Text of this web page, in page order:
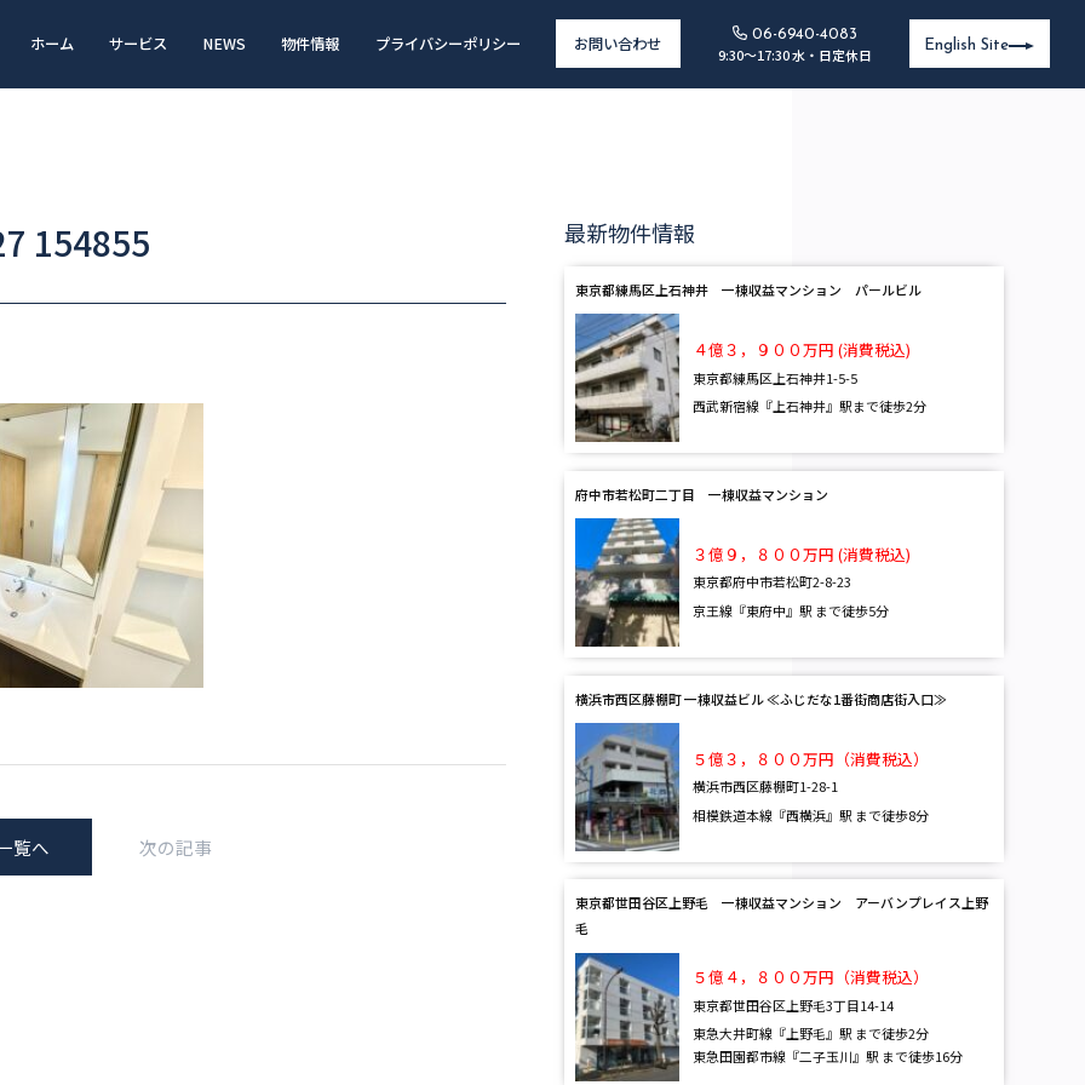
ホーム サービス NEWS 物件情報 プライバシーポリシー お問い合わせ 06-6940-4083
9:30～17:30 水・日定休日 English Site
154855
覧へ 次の記事
最新物件情報
東京都練馬区上石神井 一棟収益マンション パールビル
４億３，９００万円 (消費税込)
東京都練馬区上石神井1-5-5
西武新宿線『上石神井』駅まで徒歩2分
府中市若松町二丁目 一棟収益マンション
３億９，８００万円 (消費税込)
東京都府中市若松町2-8-23
京王線『東府中』駅 まで徒歩5分
横浜市西区藤棚町 一棟収益ビル ≪ふじだな1番街商店街入口≫
５億３，８００万円（消費税込）
横浜市西区藤棚町1-28-1
相模鉄道本線『西横浜』駅 まで徒歩8分
東京都世田谷区上野毛 一棟収益マンション アーバンプレイス上野
毛
５億４，８００万円（消費税込）
東京都世田谷区上野毛3丁目14-14
東急大井町線『上野毛』駅 まで徒歩2分
東急田園都市線『二子玉川』駅 まで徒歩16分